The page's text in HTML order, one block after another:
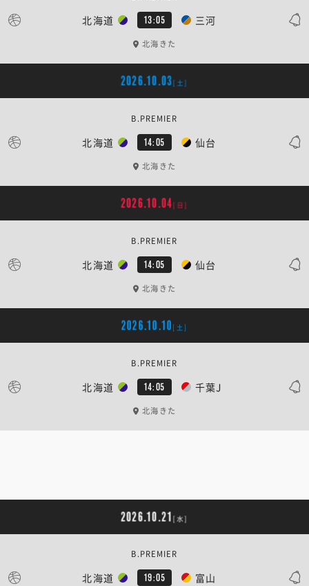
北海道 13:05 三河
北海きた
2026.10.03[土]
北海道 14:05 仙台
B.PREMIER
北海きた
2026.10.04[日]
北海道 14:05 仙台
B.PREMIER
北海きた
2026.10.10 [土]
北海道 14:05 千葉J
B.PREMIER
北海きた
2026.10.21 [水]
北海道 19:05 富山
B.PREMIER